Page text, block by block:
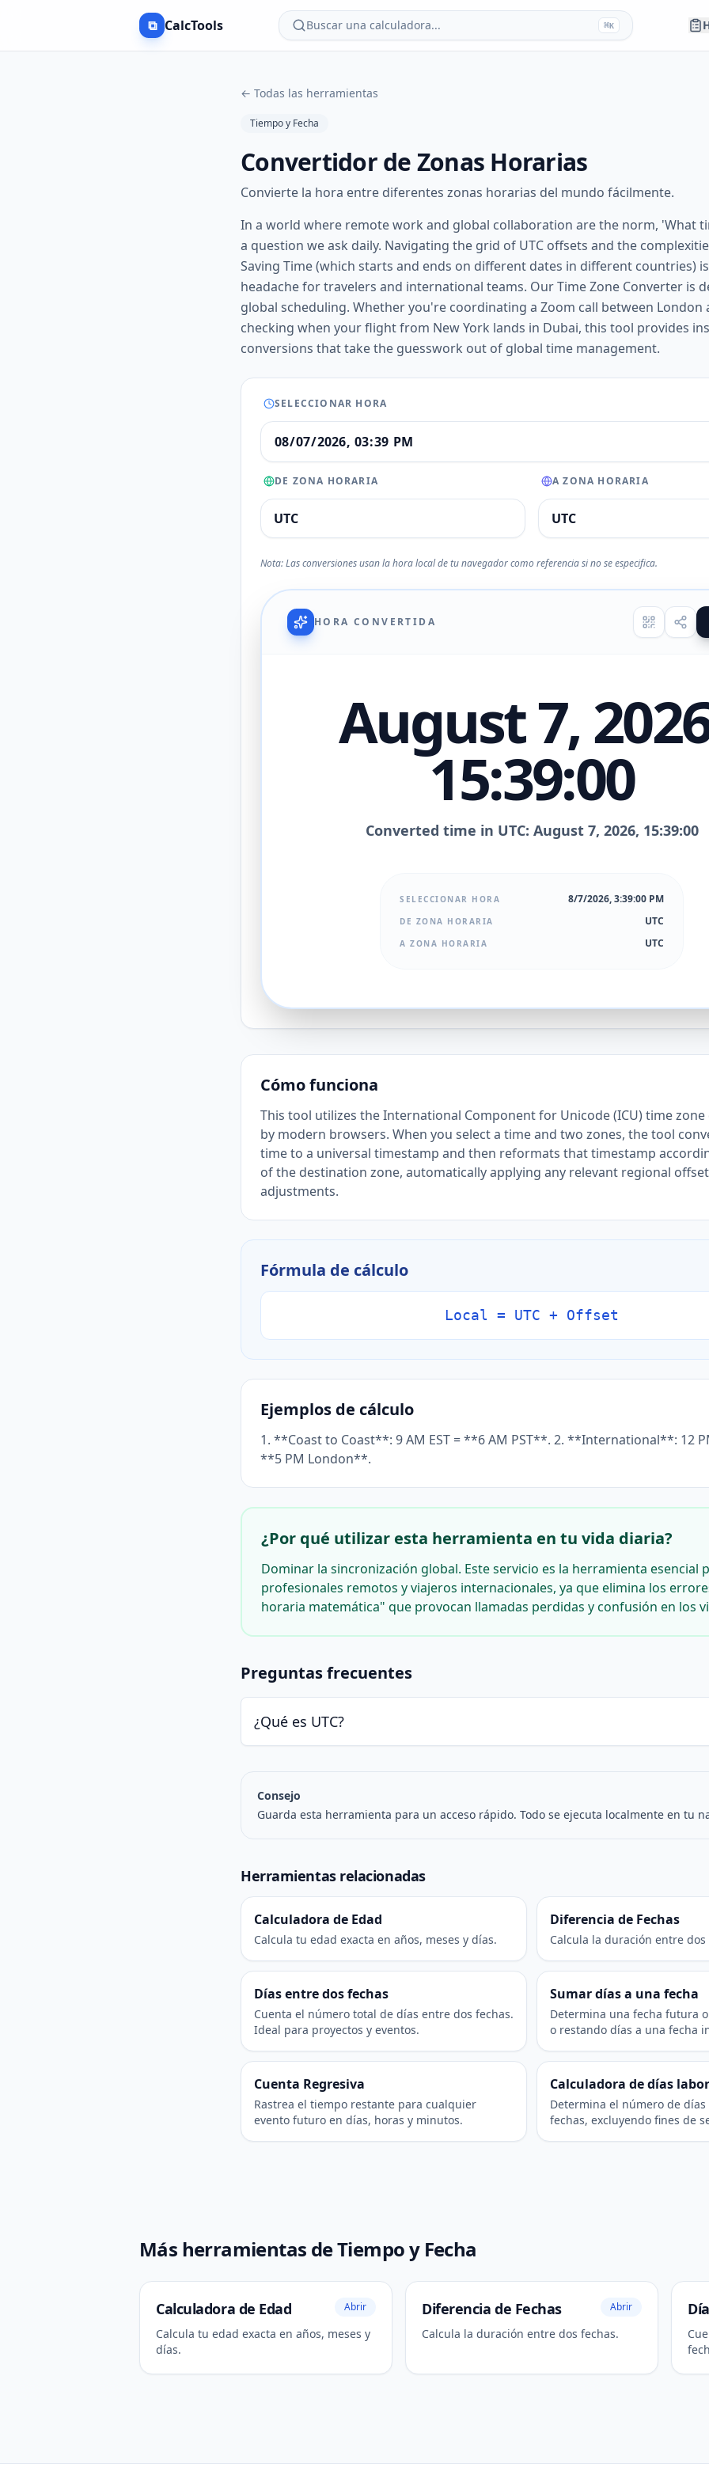
⧉ CalcTools Buscar una calculadora... ⌘K
← Todas las herramientas
Tiempo y Fecha
Convertidor de Zonas Horarias
Convierte la hora entre diferentes zonas horarias del mundo fácilmente.
In a world where remote work and global collaboration are the norm, 'What
a question we ask daily. Navigating the grid of UTC offsets and the
Saving Time (which starts and ends on different dates in different countries)
headache for travelers and international teams. Our Time Zone Converter is
global scheduling. Whether you're coordinating a Zoom call between London
checking when your flight from New York lands in Dubai, this tool provides
conversions that take the guesswork out of global time management.
SELECCIONAR HORA
DE ZONA HORARIA A ZONA HORARIA
Nota: Las conversiones usan la hora local de tu navegador como referencia si no se especifica.
HORA CONVERTIDA
August 7,
15:39:00
Converted time in UTC: August 7, 2026, 15:39:00
SELECCIONAR HORA 8/7/2026, 3:39:00 PM
DE ZONA HORARIA UTC
A ZONA HORARIA UTC
Cómo funciona
This tool utilizes the International Component for Unicode (ICU) time
by modern browsers. When you select a time and two zones, the tool
time to a universal timestamp and then reformats that timestamp
of the destination zone, automatically applying any relevant regional
adjustments.
Fórmula de cálculo
Local = UTC + Offset
Ejemplos de cálculo
1. **Coast to Coast**: 9 AM EST = **6 AM PST**. 2. **International**: 12
**5 PM London**.
¿Por qué utilizar esta herramienta en tu vida diaria?
Dominar la sincronización global. Este servicio es la herramienta esencial
profesionales remotos y viajeros internacionales, ya que elimina los
horaria matemática" que provocan llamadas perdidas y confusión en los
Preguntas frecuentes
¿Qué es UTC?
Consejo
Guarda esta herramienta para un acceso rápido. Todo se ejecuta localmente en tu
Herramientas relacionadas
Calculadora de Edad
Calcula tu edad exacta en años, meses y días.
Diferencia de Fechas
Calcula la duración entre dos
Días entre dos fechas
Cuenta el número total de días entre dos fechas.
Ideal para proyectos y eventos.
Sumar días a una fecha
Determina una fecha futura
o restando días a una fecha
Cuenta Regresiva
Rastrea el tiempo restante para cualquier
evento futuro en días, horas y minutos.
Calculadora de días
Determina el número de
fechas, excluyendo fines de
Más herramientas de Tiempo y Fecha
Calculadora de Edad Abrir
Calcula tu edad exacta en años, meses y
días.
Diferencia de Fechas Abrir
Calcula la duración entre dos fechas.